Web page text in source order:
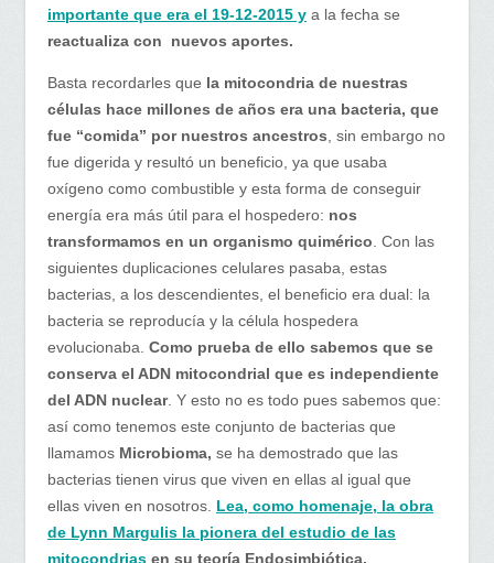
importante que era el 19-12-2015 y a la fecha se
reactualiza con nuevos aportes.
Basta recordarles que la mitocondria de nuestras
células hace millones de años era una bacteria, que
fue “comida” por nuestros ancestros , sin embargo no
fue digerida y resultó un beneficio, ya que usaba
oxígeno como combustible y esta forma de conseguir
energía era más útil para el hospedero: nos
transformamos en un organismo quimérico . Con las
siguientes duplicaciones celulares pasaba, estas
bacterias, a los descendientes, el beneficio era dual: la
bacteria se reproducía y la célula hospedera
evolucionaba. Como prueba de ello sabemos que se
conserva el ADN mitocondrial que es independiente
del ADN nuclear. Y esto no es todo pues sabemos que:
así como tenemos este conjunto de bacterias que
llamamos Microbioma, se ha demostrado que las
bacterias tienen virus que viven en ellas al igual que
ellas viven en nosotros. Lea, como homenaje, la obra
de Lynn Margulis la pionera del estudio de las
mitocondrias en su teoría Endosimbiótica.